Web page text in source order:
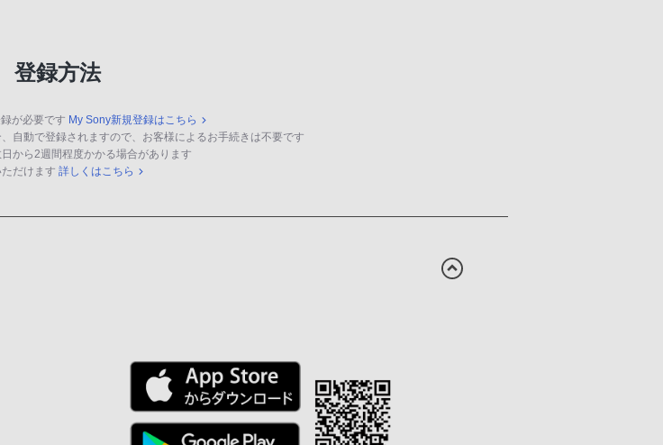
登録方法
が必要です My Sony新規登録はこちら
自動で登録されますので、お客様によるお手続きは不要です
から2週間程度かかる場合があります
だけます 詳しくはこちら